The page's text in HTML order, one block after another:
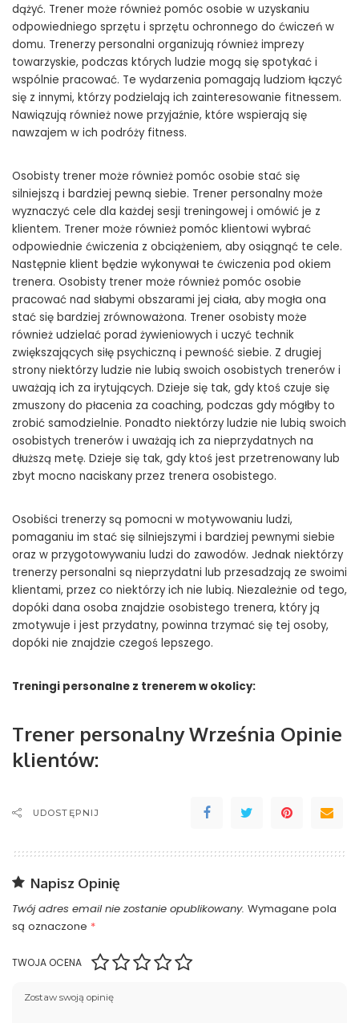
dążyć. Trener może również pomóc osobie w uzyskaniu
odpowiedniego sprzętu i sprzętu ochronnego do ćwiczeń w
domu. Trenerzy personalni organizują również imprezy
towarzyskie, podczas których ludzie mogą się spotykać i
wspólnie pracować. Te wydarzenia pomagają ludziom łączyć
się z innymi, którzy podzielają ich zainteresowanie fitnessem.
Nawiązują również nowe przyjaźnie, które wspierają się
nawzajem w ich podróży fitness.
Osobisty trener może również pomóc osobie stać się
silniejszą i bardziej pewną siebie. Trener personalny może
wyznaczyć cele dla każdej sesji treningowej i omówić je z
klientem. Trener może również pomóc klientowi wybrać
odpowiednie ćwiczenia z obciążeniem, aby osiągnąć te cele.
Następnie klient będzie wykonywał te ćwiczenia pod okiem
trenera. Osobisty trener może również pomóc osobie
pracować nad słabymi obszarami jej ciała, aby mogła ona
stać się bardziej zrównoważona. Trener osobisty może
również udzielać porad żywieniowych i uczyć technik
zwiększających siłę psychiczną i pewność siebie. Z drugiej
strony niektórzy ludzie nie lubią swoich osobistych trenerów i
uważają ich za irytujących. Dzieje się tak, gdy ktoś czuje się
zmuszony do płacenia za coaching, podczas gdy mógłby to
zrobić samodzielnie. Ponadto niektórzy ludzie nie lubią swoich
osobistych trenerów i uważają ich za nieprzydatnych na
dłuższą metę. Dzieje się tak, gdy ktoś jest przetrenowany lub
zbyt mocno naciskany przez trenera osobistego.
Osobiści trenerzy są pomocni w motywowaniu ludzi,
pomaganiu im stać się silniejszymi i bardziej pewnymi siebie
oraz w przygotowywaniu ludzi do zawodów. Jednak niektórzy
trenerzy personalni są nieprzydatni lub przesadzają ze swoimi
klientami, przez co niektórzy ich nie lubią. Niezależnie od tego,
dopóki dana osoba znajdzie osobistego trenera, który ją
zmotywuje i jest przydatny, powinna trzymać się tej osoby,
dopóki nie znajdzie czegoś lepszego.
Treningi personalne z trenerem w okolicy:
Trener personalny Września Opinie
klientów:
UDOSTĘPNIJ
Napisz Opinię
Twój adres email nie zostanie opublikowany. Wymagane pola
są oznaczone *
TWOJA OCENA